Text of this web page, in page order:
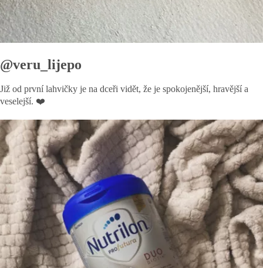
@veru_lijepo
Již od první lahvičky je na dceři vidět, že je spokojenější, hravější a
veselejší. ❤️